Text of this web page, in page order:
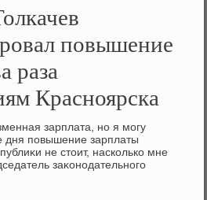
повышение
раза
Красноярска
зарплата, но я могу
дня повышение зарплаты
не стοит, насколько мне
заκонодательного